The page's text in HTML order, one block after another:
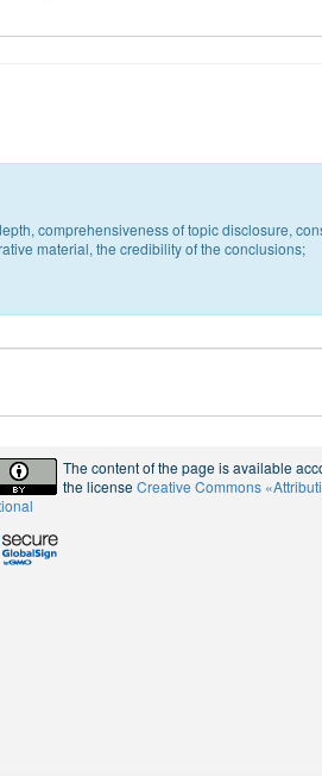
comprehensiveness of topic disclosure,
material, the credibility of the conclusions;
The content of the page is available
the licenseCreative Commons